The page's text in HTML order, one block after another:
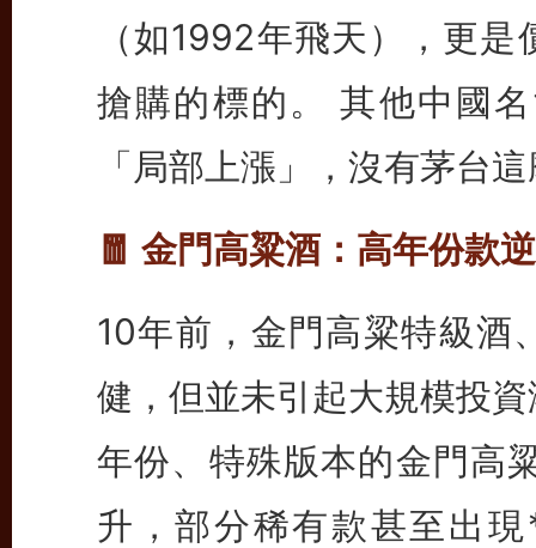
（如1992年飛天），更
搶購的標的。 其他中國
「局部上漲」，沒有茅台
🧧 金門高粱酒：高年份款
10年前，金門高粱特級酒
健，但並未引起大規模投
年份、特殊版本的金門高
升，部分稀有款甚至出